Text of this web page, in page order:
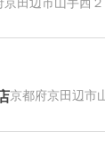
京都府京田辺